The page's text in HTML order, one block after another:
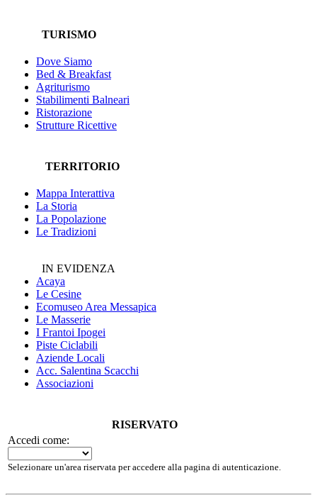
TURISMO
Dove Siamo
Bed & Breakfast
Agriturismo
Stabilimenti Balneari
Ristorazione
Strutture Ricettive
TERRITORIO
Mappa Interattiva
La Storia
La Popolazione
Le Tradizioni
IN EVIDENZA
Acaya
Le Cesine
Ecomuseo Area Messapica
Le Masserie
I Frantoi Ipogei
Piste Ciclabili
Aziende Locali
Acc. Salentina Scacchi
Associazioni
RISERVATO
Accedi come:
Selezionare un'area riservata per accedere alla pagina di autenticazione.